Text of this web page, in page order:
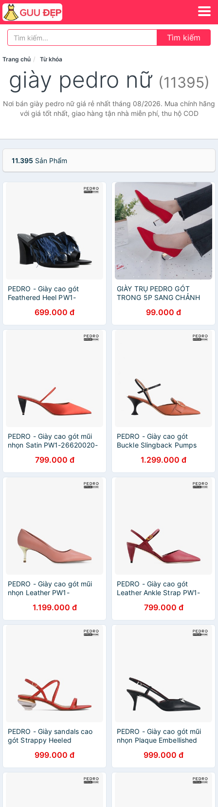
Tìm kiếm
Trang chủ Từ khóa
giày pedro nữ (11395)
Nơi bán giày pedro nữ giá rẻ nhất tháng 08/2026. Mua chính hãng
với giá tốt nhất, giao hàng tận nhà miễn phí, thu hộ COD
11.395 Sản Phẩm
PEDRO - Giày cao gót
Feathered Heel PW1-
699.000 đ
GIÀY TRỤ PEDRO GÓT
TRONG 5P SANG CHẢNH
99.000 đ
PEDRO - Giày cao gót mũi
nhọn Satin PW1-26620020-
799.000 đ
PEDRO - Giày cao gót
Buckle Slingback Pumps
1.299.000 đ
PEDRO - Giày cao gót mũi
nhọn Leather PW1-
1.199.000 đ
PEDRO - Giày cao gót
Leather Ankle Strap PW1-
799.000 đ
PEDRO - Giày sandals cao
gót Strappy Heeled
999.000 đ
PEDRO - Giày cao gót mũi
nhọn Plaque Embellished
999.000 đ